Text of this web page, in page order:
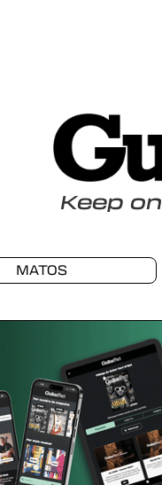
Keepon
MATOS